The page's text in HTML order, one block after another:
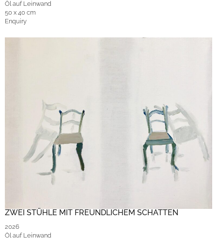
Öl auf Leinwand
50 x 40 cm
Enquiry
ZWEI STÜHLE MIT FREUNDLICHEM SCHATTEN
2026
Öl auf Leinwand